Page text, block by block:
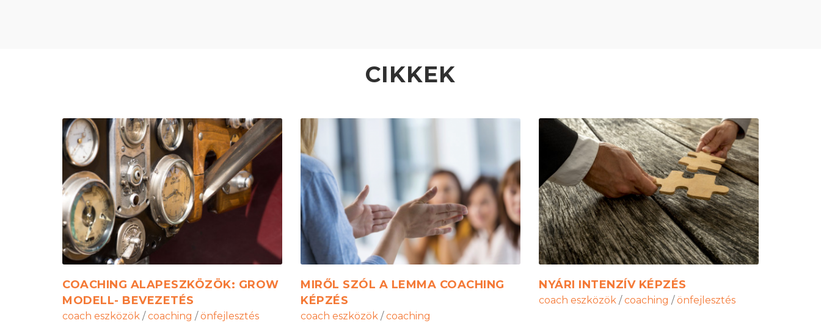
CIKKEK
COACHING ALAPESZKÖZÖK: GROW
MODELL- BEVEZETÉS
coach eszközök / coaching / önfejlesztés
MIRŐL SZÓL A LEMMA COACHING
KÉPZÉS
coach eszközök / coaching
NYÁRI INTENZÍV KÉPZÉS
coach eszközök / coaching / önfejlesztés